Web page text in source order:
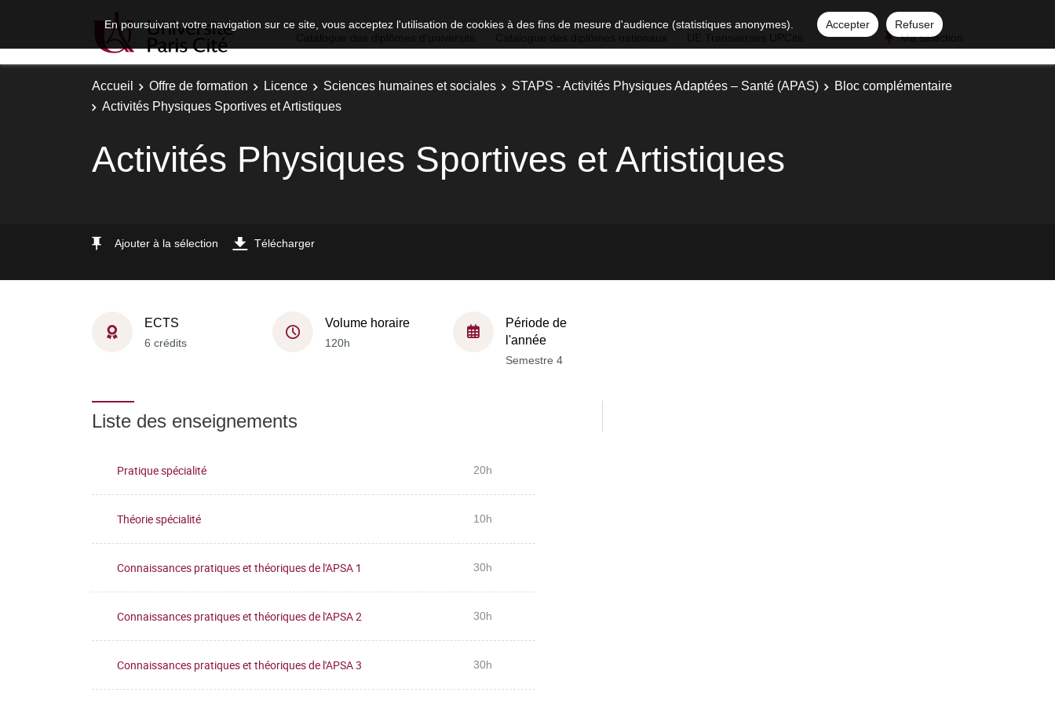
En poursuivant votre navigation sur ce site, vous acceptez l'utilisation de cookies à des fins de mesure d'audience (statistiques anonymes). Accepter
Refuser
Ma sélection
Accueil Offre de formation Licence Sciences humaines et sociales STAPS - Activités Physiques Adaptées – Santé (APAS)
Bloc complémentaire
Activités Physiques Sportives et Artistiques
Activités Physiques Sportives et Artistiques
Ajouter à la sélection Télécharger
ECTS
6 crédits
Volume horaire
120h
Période de
l'année
Semestre 4
Liste des enseignements
Pratique spécialité 20h
Théorie spécialité 10h
Connaissances pratiques et théoriques de l'APSA 1 30h
Connaissances pratiques et théoriques de l'APSA 2 30h
Connaissances pratiques et théoriques de l'APSA 3 30h